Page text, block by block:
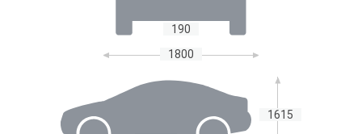
190
1800
1615